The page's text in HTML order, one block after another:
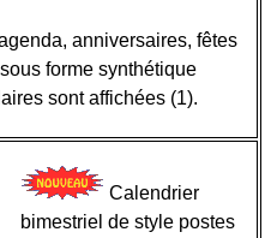
anniversaires, fêtes
forme synthétique
sont affichées (1).
Calendrier
bimestriel de style postes